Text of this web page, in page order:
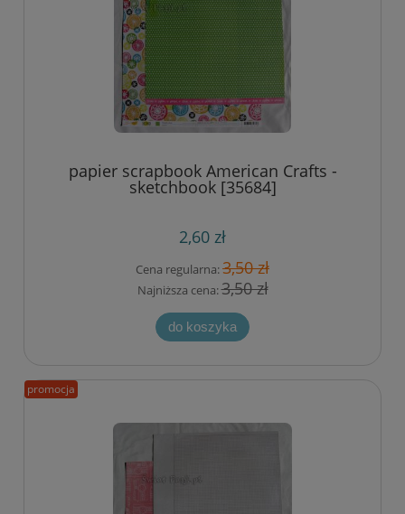
papier scrapbook American Crafts -
sketchbook [35684]
2,60 zł
Cena regularna:3,50 zł
Najniższa cena:3,50 zł
do koszyka
promocja